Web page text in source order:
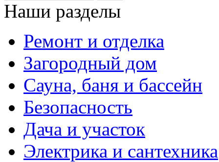
Наши разделы
Ремонт и отделка
Загородный дом
Сауна, баня и бассейн
Безопасность
Дача и участок
Электрика и сантехника